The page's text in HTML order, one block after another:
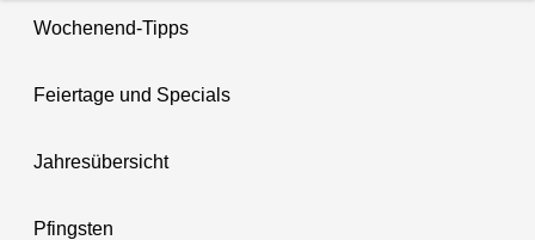
Wochenend-Tipps
Feiertage und Specials
Jahresübersicht
Pfingsten